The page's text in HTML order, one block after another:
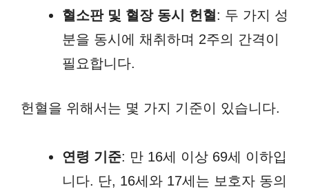
혈소판 및 혈장 동시 헌혈: 두 가지 성
분을 동시에 채취하며 2주의 간격이
필요합니다.
헌혈을 위해서는 몇 가지 기준이 있습니다.
연령 기준: 만 16세 이상 69세 이하입
니다. 단, 16세와 17세는 보호자 동의